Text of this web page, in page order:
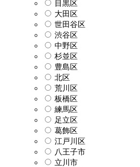
目黒区
大田区
世田谷区
渋谷区
中野区
杉並区
豊島区
北区
荒川区
板橋区
練馬区
足立区
葛飾区
江戸川区
八王子市
立川市